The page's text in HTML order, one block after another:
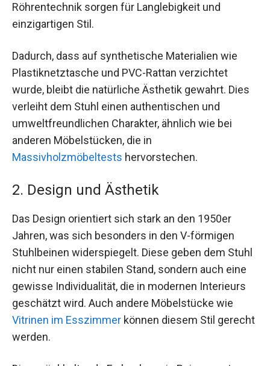
Röhrentechnik sorgen für Langlebigkeit und
einzigartigen Stil.
Dadurch, dass auf synthetische Materialien wie
Plastiknetztasche und PVC-Rattan verzichtet
wurde, bleibt die natürliche Ästhetik gewahrt. Dies
verleiht dem Stuhl einen authentischen und
umweltfreundlichen Charakter, ähnlich wie bei
anderen Möbelstücken, die in
Massivholzmöbeltests hervorstechen.
2. Design und Ästhetik
Das Design orientiert sich stark an den 1950er
Jahren, was sich besonders in den V-förmigen
Stuhlbeinen widerspiegelt. Diese geben dem Stuhl
nicht nur einen stabilen Stand, sondern auch eine
gewisse Individualität, die in modernen Interieurs
geschätzt wird. Auch andere Möbelstücke wie
Vitrinen im Esszimmer können diesem Stil gerecht
werden.